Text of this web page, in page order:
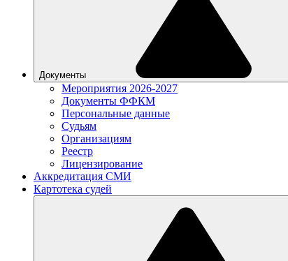
Документы
Мероприятия 2026-2027
Документы ФФКМ
Персональные данные
Судьям
Организациям
Реестр
Лицензирование
Аккредитация СМИ
Картотека судей